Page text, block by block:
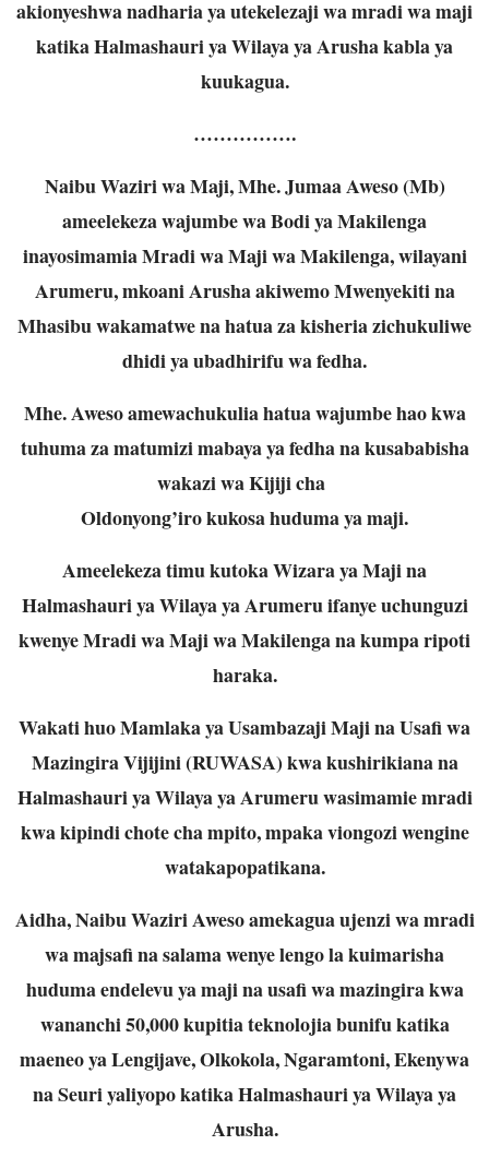
akionyeshwa nadharia ya utekelezaji wa mradi wa maji
katika Halmashauri ya Wilaya ya Arusha kabla ya
kuukagua.
…………….
Naibu Waziri wa Maji, Mhe. Jumaa Aweso (Mb)
ameelekeza wajumbe wa Bodi ya Makilenga
inayosimamia Mradi wa Maji wa Makilenga, wilayani
Arumeru, mkoani Arusha akiwemo Mwenyekiti na
Mhasibu wakamatwe na hatua za kisheria zichukuliwe
dhidi ya ubadhirifu wa fedha.
Mhe. Aweso amewachukulia hatua wajumbe hao kwa
tuhuma za matumizi mabaya ya fedha na kusababisha
wakazi wa Kijiji cha
Oldonyong’iro kukosa huduma ya maji.
Ameelekeza timu kutoka Wizara ya Maji na
Halmashauri ya Wilaya ya Arumeru ifanye uchunguzi
kwenye Mradi wa Maji wa Makilenga na kumpa ripoti
haraka.
Wakati huo Mamlaka ya Usambazaji Maji na Usafi wa
Mazingira Vijijini (RUWASA) kwa kushirikiana na
Halmashauri ya Wilaya ya Arumeru wasimamie mradi
kwa kipindi chote cha mpito, mpaka viongozi wengine
watakapopatikana.
Aidha, Naibu Waziri Aweso amekagua ujenzi wa mradi
wa majsafi na salama wenye lengo la kuimarisha
huduma endelevu ya maji na usafi wa mazingira kwa
wananchi 50,000 kupitia teknolojia bunifu katika
maeneo ya Lengijave, Olkokola, Ngaramtoni, Ekenywa
na Seuri yaliyopo katika Halmashauri ya Wilaya ya
Arusha.